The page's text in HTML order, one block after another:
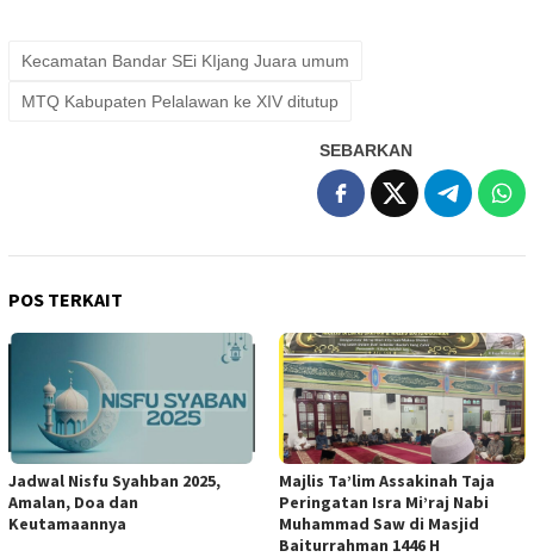
Kecamatan Bandar SEi KIjang Juara umum
MTQ Kabupaten Pelalawan ke XIV ditutup
SEBARKAN
POS TERKAIT
Jadwal Nisfu Syahban 2025,
Amalan, Doa dan
Keutamaannya
Majlis Ta’lim Assakinah Taja
Peringatan Isra Mi’raj Nabi
Muhammad Saw di Masjid
Baiturrahman 1446 H